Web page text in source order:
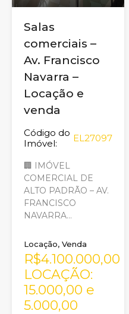
Salas
comerciais –
Av. Francisco
Navarra –
Locação e
venda
Código do
Imóvel:
EL27097
🏢 IMÓVEL
COMERCIAL DE
ALTO PADRÃO – AV.
FRANCISCO
NAVARRA…
Locação, Venda
R$4.100.000,00
LOCAÇÃO:
15.000,00 e
5.000,00